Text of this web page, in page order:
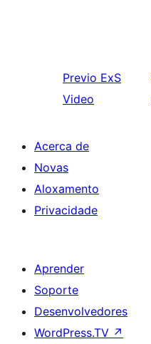
Previo ExS
Video
Acerca de
Novas
Aloxamento
Privacidade
Aprender
Soporte
Desenvolvedores
WordPress.TV ↗